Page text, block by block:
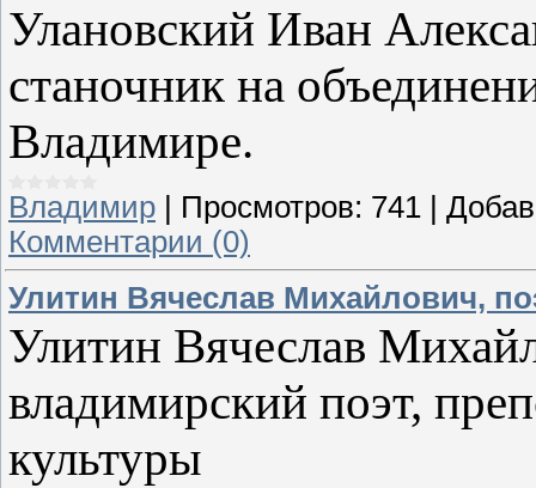
Улановский Иван
станочник на
Владимире.
Владимир | Просмотров: 741 |
Комментарии (0)
Улитин Вячеслав Михайлович,
Улитин Вячеслав
владимирский поэт,
культуры